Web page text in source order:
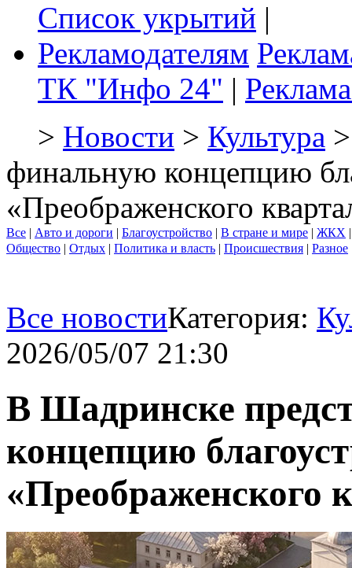
Список укрытий |
Рекламодателям
ТК "Инфо 24" |
> Новости > Культура
финальную концепцию
«Преображенского
Все | Авто и дороги | Благоустройство | В стране и мире | ЖКХ
Общество | Отдых | Политика и власть | Происшествия | Разное
Все новостиКатегория:
2026/05/07 21:30
В Шадринске
концепцию
«Преображенского